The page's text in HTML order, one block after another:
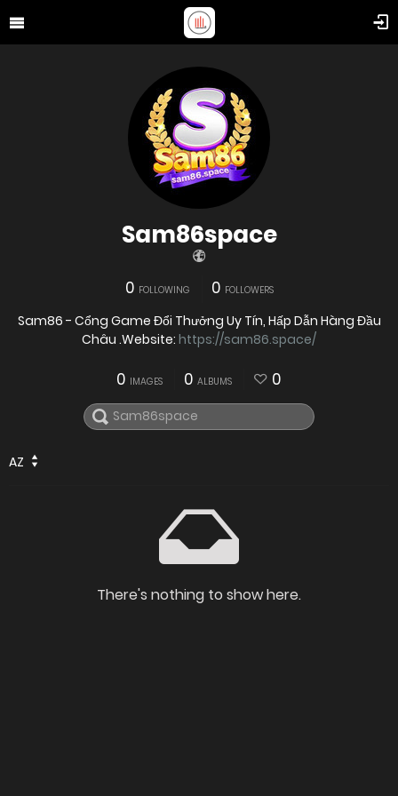
Sam86space
0 FOLLOWING 0 FOLLOWERS
Sam86 - Cổng Game Đổi Thưởng Uy Tín, Hấp Dẫn Hàng Đầu
Châu .Website: https://sam86.space/
0 IMAGES 0 ALBUMS 0
AZ
There's nothing to show here.